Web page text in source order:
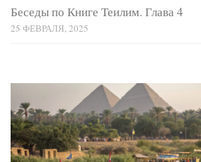
Беседы по Книге Теилим. Глава 4
25 ФЕВРАЛЯ, 2025